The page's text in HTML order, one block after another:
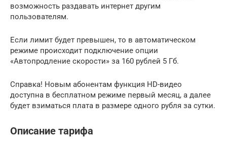
возможность раздавать интернет другим
пользователям.
Если лимит будет превышен, то в автоматическом
режиме происходит подключение опции
«Автопродление скорости» за 160 рублей 5 Гб.
Справка! Новым абонентам функция HD-видео
доступна в бесплатном режиме первый месяц, а далее
будет взиматься плата в размере одного рубля за сутки.
Описание тарифа